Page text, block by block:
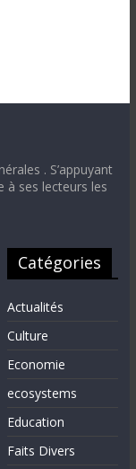
. S’appuyant
à ses lecteurs les
Catégories
Actualités
Culture
Economie
ecosystems
Education
Faits Divers